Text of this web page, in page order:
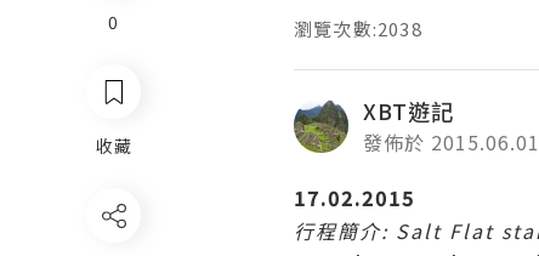
0
收藏
瀏覽次數:2038
XBT遊記
發佈於 2015.06.01
17.02.2015
行程簡介: Salt Flat